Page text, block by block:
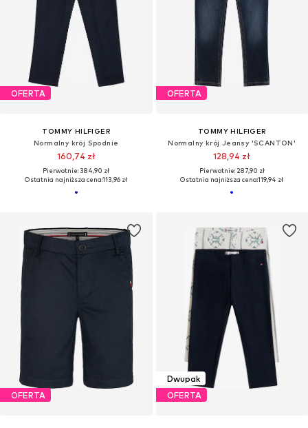
OFERTA
TOMMY HILFIGER
Normalny krój Spodnie
160,74 zł
Pierwotnie: 384,90 zł
Ostatnia najniższa cena:113,96 zł
OFERTA
TOMMY HILFIGER
Normalny krój Jeansy 'SCANTON'
128,94 zł
Pierwotnie: 287,90 zł
Ostatnia najniższa cena:119,94 zł
OFERTA
Dwupak
OFERTA